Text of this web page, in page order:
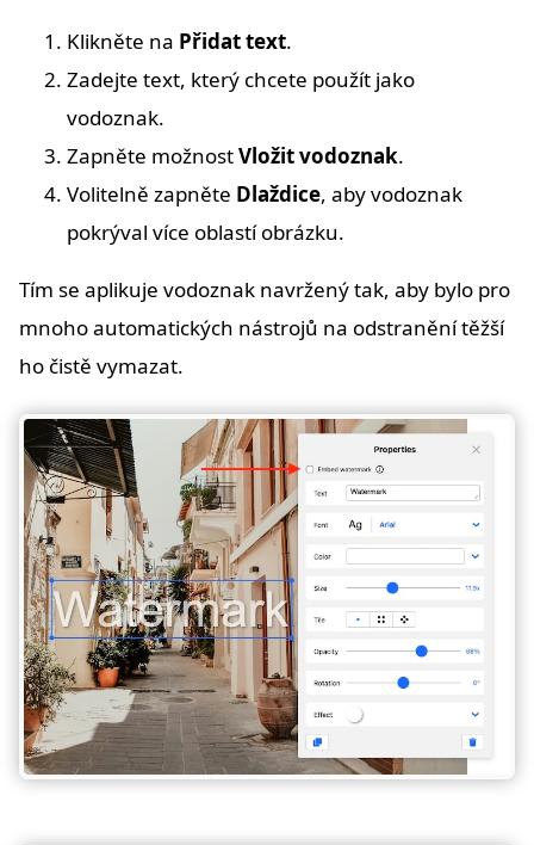
Klikněte na Přidat text.
Zadejte text, který chcete použít jako
vodoznak.
Zapněte možnostVložit vodoznak.
Volitelně zapněte Dlaždice, aby vodoznak
pokrýval více oblastí obrázku.
Tím se aplikuje vodoznak navržený tak, aby bylo pro
mnoho automatických nástrojů na odstranění těžší
ho čistě vymazat.